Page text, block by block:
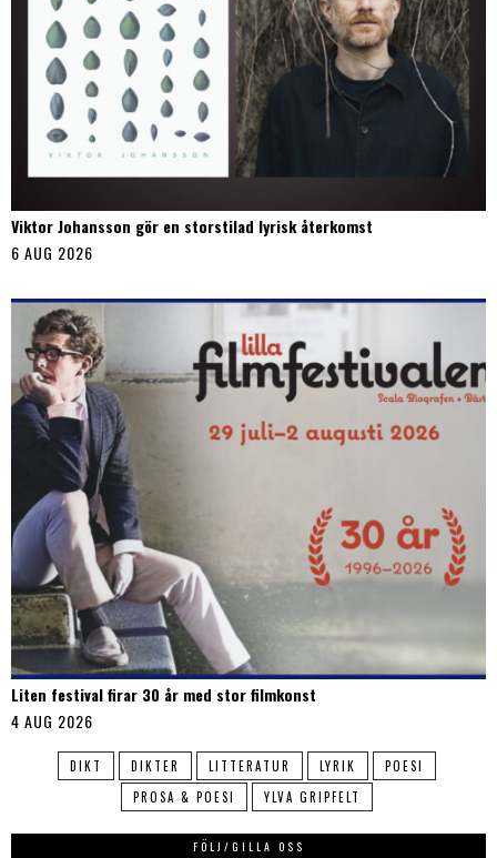
Viktor Johansson gör en storstilad lyrisk återkomst
6 AUG 2026
Liten festival firar 30 år med stor filmkonst
4 AUG 2026
DIKT DIKTER LITTERATUR LYRIK
POESI
PROSA & POESI
YLVA GRIPFELT
FÖLJ/GILLA OSS